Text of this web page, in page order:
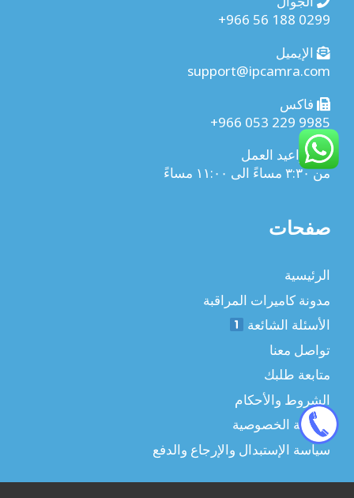
+966 56 188 0299
الإيميل
support@ipcamra.com
+966 053 229 9985
مواعيد العمل
من ٣:٣٠ مساءً الى ١١:٠٠ مساءً
صفحات
الرئيسية
مدونة كاميرات المراقبة
الأسئلة الشائعة
تواصل معنا
متابعة طلبك
الشروط والأحكام
سياسة الخصوصية
سياسة الإستبدال والإرجاع والدفع